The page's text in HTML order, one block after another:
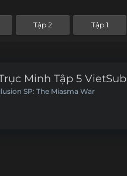
Tập 2 Tập 1
Minh Tập 5 VietSub
SP: The Miasma War